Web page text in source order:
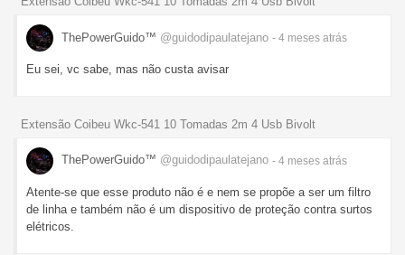
ThePowerGuido™ @guidodipaulatejano - 4 meses atrás
Eu sei, vc sabe, mas não custa avisar
Extensão Coibeu Wkc-541 10 Tomadas 2m 4 Usb Bivolt
ThePowerGuido™ @guidodipaulatejano - 4 meses atrás
Atente-se que esse produto não é e nem se propõe a ser um filtro
de linha e também não é um dispositivo de proteção contra surtos
elétricos.